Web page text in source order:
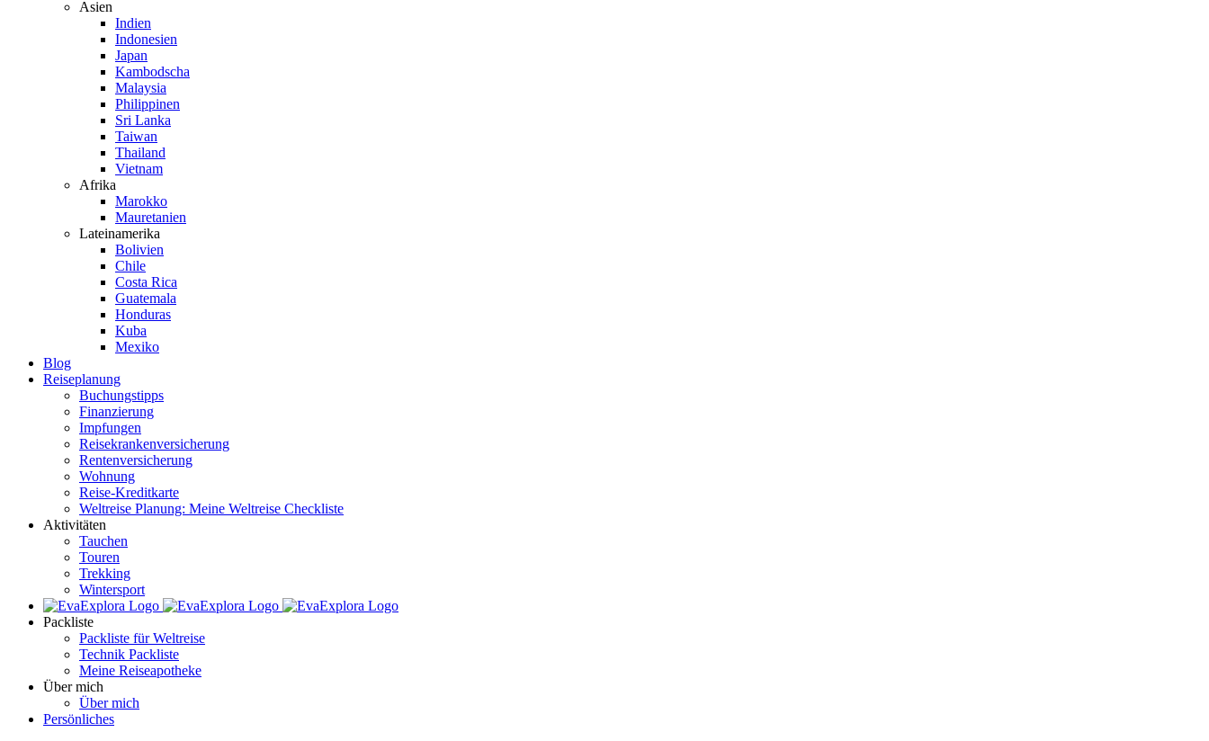
Asien
Indien
Indonesien
Japan
Kambodscha
Malaysia
Philippinen
Sri Lanka
Taiwan
Thailand
Vietnam
Afrika
Marokko
Mauretanien
Lateinamerika
Bolivien
Chile
Costa Rica
Guatemala
Honduras
Kuba
Mexiko
Blog
Reiseplanung
Buchungstipps
Finanzierung
Impfungen
Reisekrankenversicherung
Rentenversicherung
Wohnung
Reise-Kreditkarte
Weltreise Planung: Meine Weltreise Checkliste
Aktivitäten
Tauchen
Touren
Trekking
Wintersport
Packliste
Packliste für Weltreise
Technik Packliste
Meine Reiseapotheke
Über mich
Über mich
Persönliches